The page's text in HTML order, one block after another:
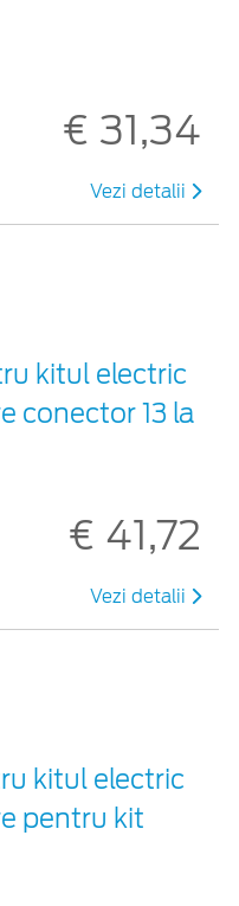
€ 31,34
Vezi detalii
kitul electric
conector 13 la
€ 41,72
Vezi detalii
kitul electric
pentru kit